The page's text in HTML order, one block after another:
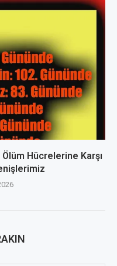
Hücrelerine Karşı